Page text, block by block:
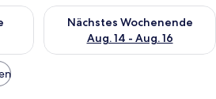
für dieses Wochenende, Aug. 7
Nächstes Wochenende
Aug. 14 - Aug. 16
Überprüfe die Verfügbarkeit